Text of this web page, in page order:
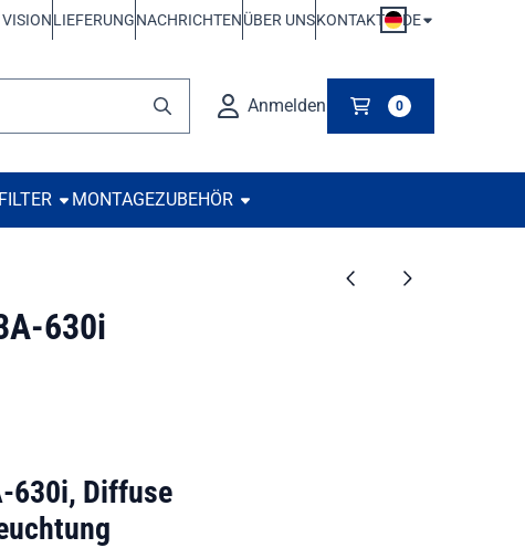
LIEFERUNGNACHRICHTENÜBER UNSKONTAKT DE
Anmelden 0
MONTAGEZUBEHÖR
630i
630i, Diffuse